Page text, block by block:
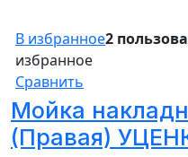
В избранное2
избранное
Сравнить
Мойка
(Правая)